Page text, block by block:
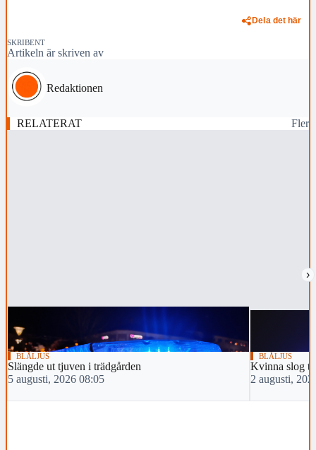
Dela det här
SKRIBENT
Artikeln är skriven av
Redaktionen
RELATERAT Fler
›
BLÅLJUS
Slängde ut tjuven i trädgården
5 augusti, 2026 08:05
BLÅLJUS
Kvinna slog
2 augusti,